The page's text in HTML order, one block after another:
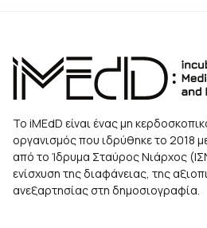
Το iMEdD είναι ένας μη
οργανισμός που ιδρύθηκε το 2018
από το Ίδρυμα Σταύρος Νιάρχος
ενίσχυση της διαφάνειας, της
ανεξαρτησίας στη δημοσιογραφία.